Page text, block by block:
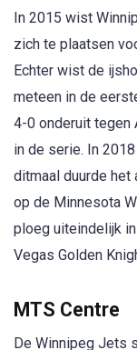
In 2015 wist
zich te plaatsen
Echter wist de
meteen in de
4-0 onderuit tegen
in de serie. In
ditmaal duurde het
op de Minnesota
ploeg uiteindelijk
Vegas Golden
MTS Centre
De Winnipeg Jets